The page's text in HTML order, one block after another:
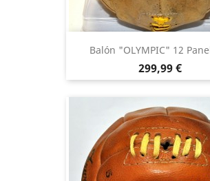
Balón "OLYMPIC" 12
Precio
299,99 €